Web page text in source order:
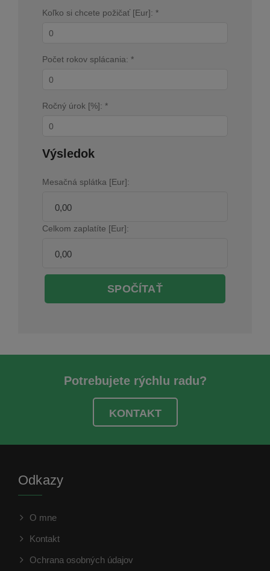
Koľko si chcete požičať [Eur]: *
Počet rokov splácania: *
Ročný úrok [%]: *
Výsledok
Mesačná splátka [Eur]:
Celkom zaplatíte [Eur]:
SPOČÍTAŤ
Potrebujete rýchlu radu?
KONTAKT
Odkazy
O mne
Kontakt
Ochrana osobných údajov